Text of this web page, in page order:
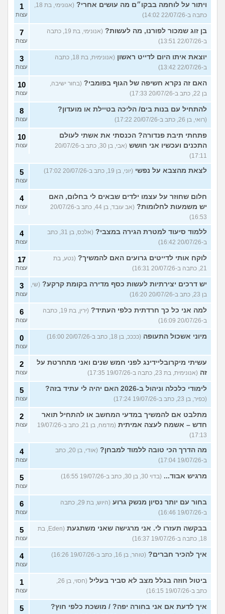
ויתור על לוחמה בבקו״ם מה עושים אחרי?
(אנונימי, בת 18,
כתבה ב-22/07/26 14:02)
1
עצות
בן זוג שמכור לפורנו, מה לעשות?
(אנונימי, בת 19, כתבה
ב-22/07/26 13:51)
7
עצות
יוצאת איתו היום לדייט ראשון
(אנונימית, בת 18, כתבה
ב-22/07/26 13:42)
3
עצות
האם זה נקרא חשיפה של הגוף בפומבי? (בחור ישיבה,
בן 22, כתב ב-20/07/26 17:33)
10
עצות
להתחיל עם בנות בים/ הליכה בטיילת או מועדון?
(רואי, בן 26, כתב ב-20/07/26 17:22)
8
עצות
פתחתי תיבת פנדורה? הכנסתי את אשתי לעולם
התכנים ועכשיו אני חושש
(אבי, בן 30, כתב ב-20/07/26
17:11)
10
עצות
לצאת מהצבא על נפשי (יוני, בן 19, כתב ב-20/07/26 17:02) 5
עצות
חלום שחוזר על עצמו ילדים שבאים לי בחלום, האם
יש משמעות לחלומות?
(אב עובד, בן 44, כתב ב-20/07/26
16:53)
4
עצות
ללמוד סיעוד למטרת הגירה במצבי?
(אלכס, בן 31, כתב
ב-20/07/26 16:42)
4
עצות
לוקח אותי לדייטים גרועים האם להמשיך? (נטע, בת
21, כתבה ב-20/07/26 16:31)
17
עצות
יש דרכים יצירתיות לעשות כסף מדירה בקומת קרקע? (שי,
בן 23, כתב ב-20/07/26 16:20)
3
עצות
למה אני כל כך חרדתית כלפי העתיד?
(ירין, בת 19, כתבה
ב-20/07/26 16:09)
6
עצות
מיוני אשכול התעופה (ככככ, בן 18, כתב ב-20/07/26 16:00) 0
עצות
עשיתי מיקרובליידינג לפני חמש שנים ואני מתחרטת על
זה (אנונימית, בת 23, כתבה ב-19/07/26 17:35)
2
עצות
לימודי כלכלה וניהול ב-2026 האם יהיה לי עתיד בזה?
(כפיר, בן 23, כתב ב-19/07/26 17:24)
5
עצות
מתלבט אם להמשיך במדעי המחשב או להתחיל תואר
חדש – אשמח לעצה אמיתית
(מדמח, בן 21, כתב ב-19/07/26
17:13)
2
עצות
מה הדרך הכי טובה ללמוד למבחן?
(אודי, בן 20, כתב
ב-19/07/26 17:04)
4
עצות
מרגיש אבוד... (בדוי 30, בן 30, כתב ב-19/07/26 16:55) 5
עצות
בחור עם יותר נסיון מנשק גרוע
(היוש, בת 29, כתבה
ב-19/07/26 16:46)
6
עצות
בבקשה תעזרו לי. אני מרגישה שאני משתגעת
(Eden, בת
18, כתבה ב-19/07/26 16:37)
5
עצות
איך להכיר חברים? (טוהר, בן 16, כתב ב-19/07/26 16:26) 4
עצות
ביטול חוזה בגלל מצב לא סביר בעליל
(חסוי, בן 26,
כתב ב-19/07/26 16:15)
1
עצות
איך לדעת אם אני בחורה יפה? / מושכת כלפי חוץ? 5